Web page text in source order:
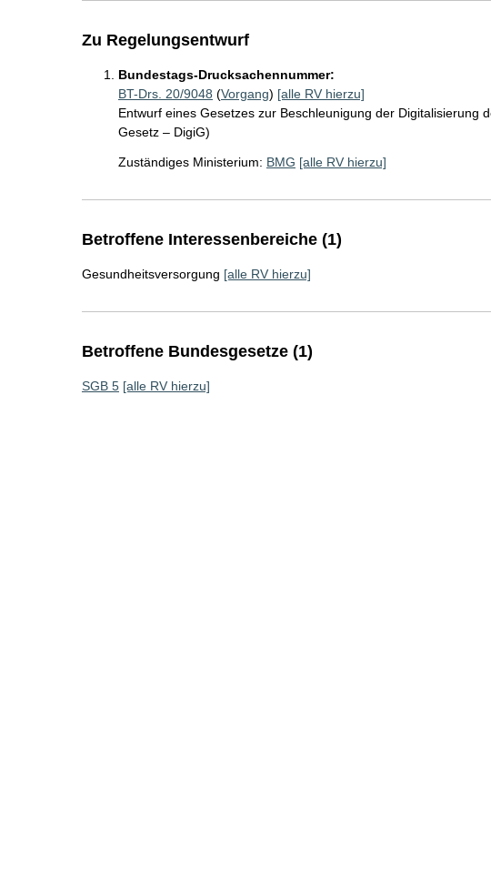
Zu Regelungsentwurf
Bundestags-Drucksachennummer:
BT-Drs. 20/9048 (Vorgang) [alle RV hierzu]
Entwurf eines Gesetzes zur Beschleunigung der Digitalisierung
Gesetz – DigiG)
Zuständiges Ministerium: BMG [alle RV hierzu]
Betroffene Interessenbereiche (1)
Gesundheitsversorgung [alle RV hierzu]
Betroffene Bundesgesetze (1)
SGB 5 [alle RV hierzu]